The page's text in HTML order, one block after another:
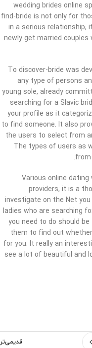
wedding brides online
find-bride is not only for
in a serious relationship;
newly get married
To discover-bride was
any type of persons
young sole, already
searching for a Slavic
your profile as it
to find someone. It also
the users to select from
The types of users as
from
Various online
providers; it is a
investigate on the Net
ladies who are searching
you need to do should
them to find out
for you. It really an
see a lot of beautiful and
قدیمی‌تر